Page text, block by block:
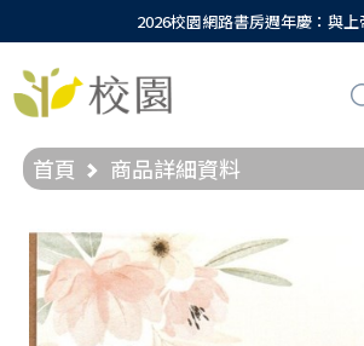
2026校園網路書房週年慶：與上
首頁 商品詳細資料